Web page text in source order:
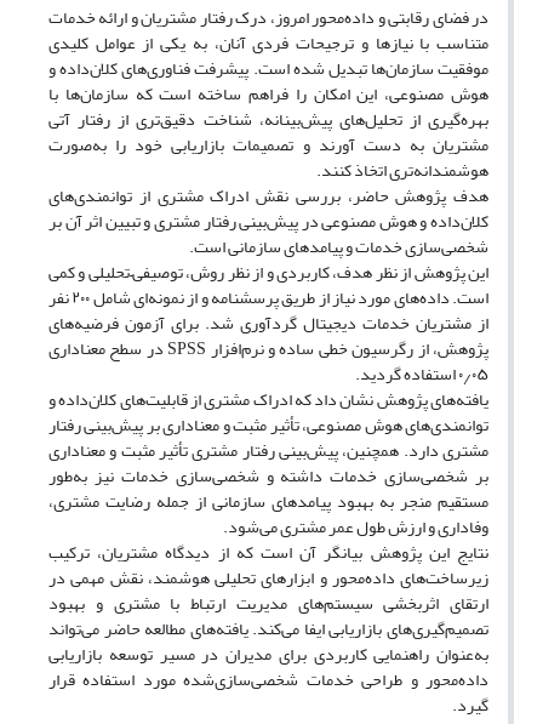
در فضای رقابتی و داده‌محور امروز، درک رفتار مشتریان و ارائه خدمات
متناسب با نیازها و ترجیحات فردی آنان، به یکی از عوامل کلیدی
موفقیت سازمان‌ها تبدیل شده است. پیشرفت فناوری‌های کلان‌داده و
هوش مصنوعی، این امکان را فراهم ساخته است که سازمان‌ها با
بهره‌گیری از تحلیل‌های پیش‌بینانه، شناخت دقیق‌تری از رفتار آتی
مشتریان به دست آورند و تصمیمات بازاریابی خود را به‌صورت
هوشمندانه‌تری اتخاذ کنند.
هدف پژوهش حاضر، بررسی نقش ادراک مشتری از توانمندی‌های
کلان‌داده و هوش مصنوعی در پیش‌بینی رفتار مشتری و تبیین اثر آن بر
شخصی‌سازی خدمات و پیامدهای سازمانی است.
این پژوهش از نظر هدف، کاربردی و از نظر روش، توصیفی–تحلیلی و کمی
است. داده‌های مورد نیاز از طریق پرسشنامه و از نمونه‌ای شامل ۲۰۰ نفر
از مشتریان خدمات دیجیتال گردآوری شد. برای آزمون فرضیه‌های
پژوهش، از رگرسیون خطی ساده و نرم‌افزار SPSS در سطح معناداری
۰٫۰۵ استفاده گردید.
یافته‌های پژوهش نشان داد که ادراک مشتری از قابلیت‌های کلان‌داده و
توانمندی‌های هوش مصنوعی، تأثیر مثبت و معناداری بر پیش‌بینی رفتار
مشتری دارد. همچنین، پیش‌بینی رفتار مشتری تأثیر مثبت و معناداری
بر شخصی‌سازی خدمات داشته و شخصی‌سازی خدمات نیز به‌طور
مستقیم منجر به بهبود پیامدهای سازمانی از جمله رضایت مشتری،
وفاداری و ارزش طول عمر مشتری می‌شود.
نتایج این پژوهش بیانگر آن است که از دیدگاه مشتریان، ترکیب
زیرساخت‌های داده‌محور و ابزارهای تحلیلی هوشمند، نقش مهمی در
ارتقای اثربخشی سیستم‌های مدیریت ارتباط با مشتری و بهبود
تصمیم‌گیری‌های بازاریابی ایفا می‌کند. یافته‌های مطالعه حاضر می‌تواند
به‌عنوان راهنمایی کاربردی برای مدیران در مسیر توسعه بازاریابی
داده‌محور و طراحی خدمات شخصی‌سازی‌شده مورد استفاده قرار
گیرد.